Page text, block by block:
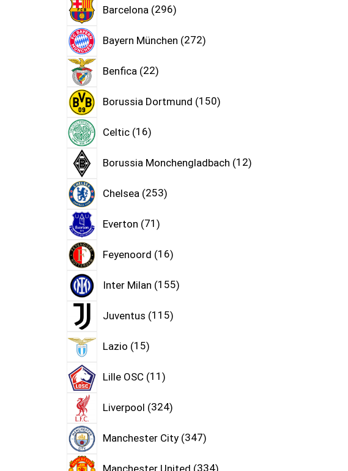
Barcelona 296
Bayern München 272
Benfica 22
Borussia Dortmund 150
Celtic 16
Borussia Monchengladbach 12
Chelsea 253
Everton 71
Feyenoord 16
Inter Milan 155
Juventus 115
Lazio 15
Lille OSC 11
Liverpool 324
Manchester City 347
Manchester United 334